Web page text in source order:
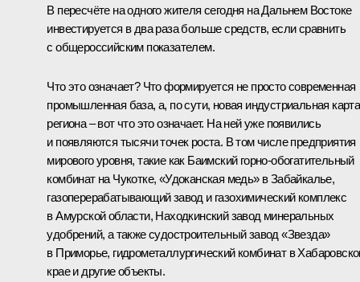
В пересчёте на одного жителя сегодня на Дальнем Востоке
инвестируется в два раза больше средств, если сравнить
с общероссийским показателем.
Что это означает? Что формируется не просто современная
промышленная база, а, по сути, новая индустриальная карта
региона – вот что это означает. На ней уже появились
и появляются тысячи точек роста. В том числе предприятия
мирового уровня, такие как Баимский горно-обогатительный
комбинат на Чукотке, «Удоканская медь» в Забайкалье,
газоперерабатывающий завод и газохимический комплекс
в Амурской области, Находкинский завод минеральных
удобрений, а также судостроительный завод «Звезда»
в Приморье, гидрометаллургический комбинат в
крае и другие объекты.